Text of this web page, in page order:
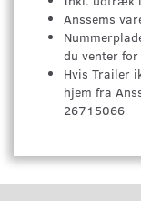
Anssems
du venter
Hvis Trailer
hjem fra
26715066